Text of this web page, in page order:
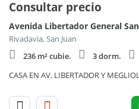
Consultar precio
Rivadavia, San Juan
236 m² cubie.
3 dorm.
CASA EN AV. LIBERTADOR Y